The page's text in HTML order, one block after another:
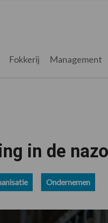
Fokkerij Management
in de
Ondernemen